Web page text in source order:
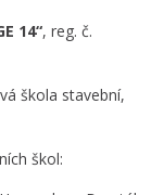
14“, reg. č.
škola stavební,
škol: